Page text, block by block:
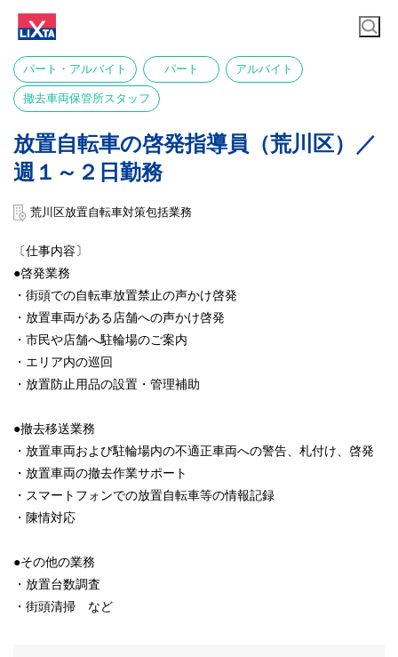
パート・アルバイト パート アルバイト
撤去車両保管所スタッフ
放置自転車の啓発指導員（荒川区）／
週１～２日勤務
荒川区放置自転車対策包括業務
〔仕事内容〕
●啓発業務
・街頭での自転車放置禁止の声かけ啓発
・放置車両がある店舗への声かけ啓発
・市民や店舗へ駐輪場のご案内
・エリア内の巡回
・放置防止用品の設置・管理補助
●撤去移送業務
・放置車両および駐輪場内の不適正車両への警告、札付け、啓発
・放置車両の撤去作業サポート
・スマートフォンでの放置自転車等の情報記録
・陳情対応
●その他の業務
・放置台数調査
・街頭清掃 など